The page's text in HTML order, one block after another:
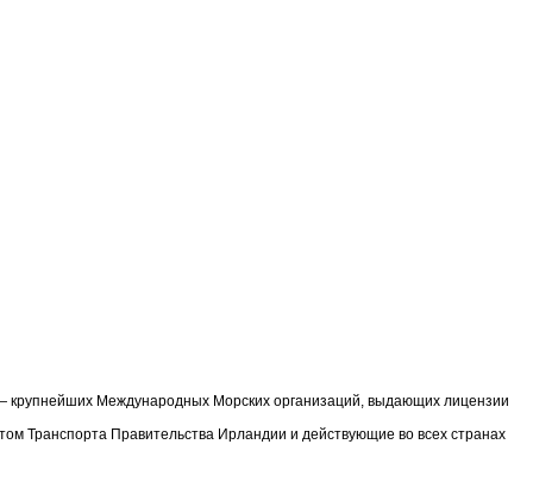
крупнейших Международных Морских организаций, выдающих лицензии
Транспорта Правительства Ирландии и действующие во всех странах